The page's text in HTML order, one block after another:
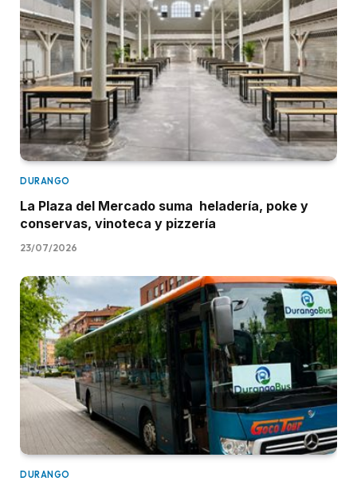
DURANGO
La Plaza del Mercado suma heladería, poke y
conservas, vinoteca y pizzería
23/07/2026
DURANGO